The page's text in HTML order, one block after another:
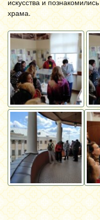
искусства и
храма.